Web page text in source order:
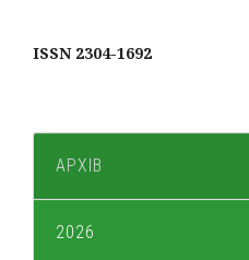
ISSN 2304-1692
АРХІВ
2026